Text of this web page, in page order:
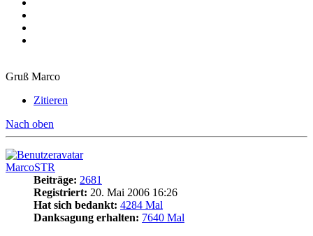
Gruß Marco
Zitieren
Nach oben
MarcoSTR
Beiträge: 2681
Registriert: 20. Mai 2006 16:26
Hat sich bedankt: 4284 Mal
Danksagung erhalten: 7640 Mal